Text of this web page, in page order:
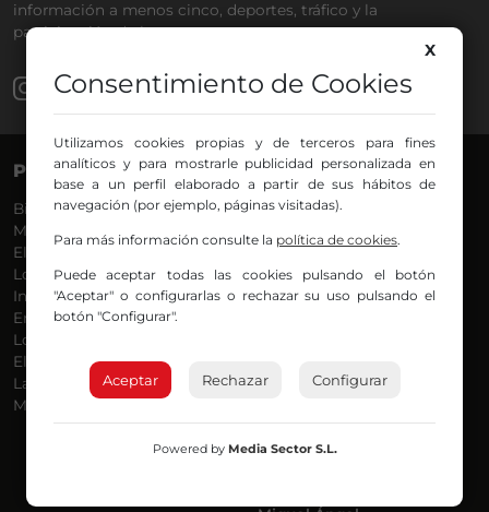
información a menos cinco, deportes, tráfico y la
participación de los oyentes.
PROGRAMAS
Bilbosport
Más Música
El Madrugador
Lo Más Nuevo
Informativos
En Ruta
Locos por la Música
El Supermadrugador
La Mañana de Radio Nervión
Más Madrugada
VOCES
Agurtzane
Dani
Eduardo
Eva Argote
Javi
José Ignacio
Joseba
X
Consentimiento de Cookies
Utilizamos cookies propias y de terceros para fines
analíticos y para mostrarle publicidad personalizada en
base a un perfil elaborado a partir de sus hábitos de
navegación (por ejemplo, páginas visitadas).
Para más información consulte la política de cookies.
Puede aceptar todas las cookies pulsando el botón
"Aceptar" o configurarlas o rechazar su uso pulsando el
botón "Configurar".
Aceptar Rechazar Configurar
Powered by Media Sector S.L.